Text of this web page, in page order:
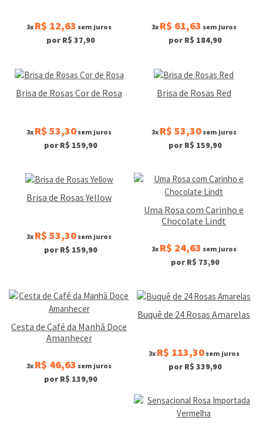
3x R$ 12,63 sem juros
por R$ 37,90
3x R$ 61,63 sem juros
por R$ 184,90
Brisa de Rosas Cor de Rosa
3x R$ 53,30 sem juros
por R$ 159,90
Brisa de Rosas Red
3x R$ 53,30sem juros
por R$ 159,90
Brisa de Rosas Yellow
3x R$ 53,30 sem juros
por R$ 159,90
Uma Rosa com Carinho e
Chocolate Lindt
3x R$ 24,63 sem juros
por R$ 73,90
Cesta de Café da Manhã Doce
Amanhecer
3x R$ 46,63 sem juros
por R$ 139,90
Buquê de 24 Rosas Amarelas
3x R$ 113,30sem juros
por R$ 339,90